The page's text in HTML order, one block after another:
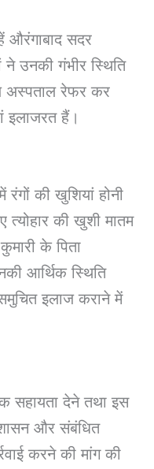
सदर
ने उनकी गंभीर स्थिति
अस्पताल रेफर कर
इलाजरत हैं।
की खुशियां होनी
त्योहार की खुशी मातम
के पिता
आर्थिक स्थिति
इलाज कराने में
सहायता देने तथा इस
और संबंधित
करने की मांग की